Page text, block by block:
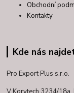
Obchodní
Kontakty
Kde nás
Pro Export Plus s.r.o.